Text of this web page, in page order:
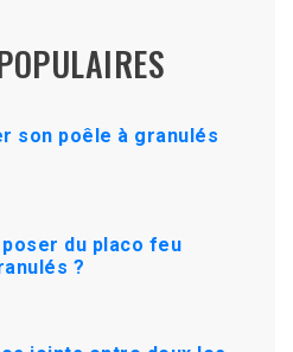
son poêle à granulés
du placo feu
?